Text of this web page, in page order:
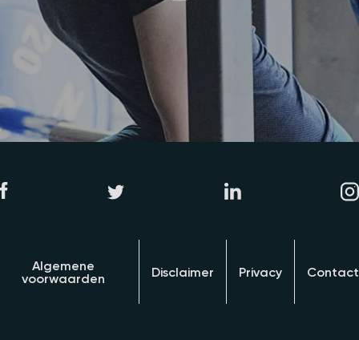
Algemene
voorwaarden
Disclaimer Privacy Contact